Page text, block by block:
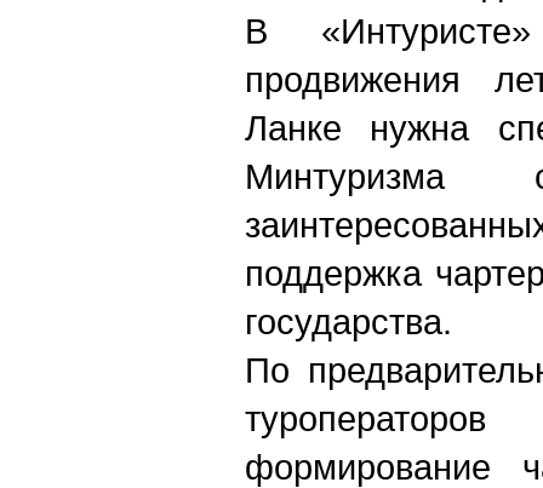
В
продвижения
Ланке нужна
поддержка
государства.
По
формирование